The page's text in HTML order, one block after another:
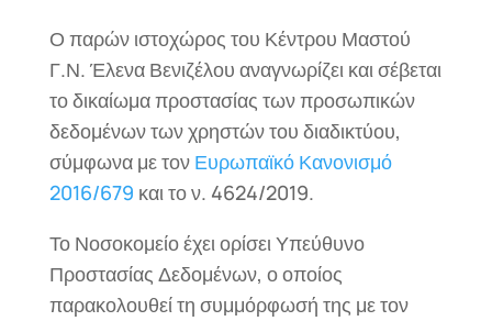
Ο παρών ιστοχώρος του Κέντρου Μαστού
Γ.Ν. Έλενα Βενιζέλου αναγνωρίζει και σέβεται
το δικαίωμα προστασίας των προσωπικών
δεδομένων των χρηστών του διαδικτύου,
σύμφωνα με τον Ευρωπαϊκό Κανονισμό
2016/679 και το ν. 4624/2019.
Το Νοσοκομείο έχει ορίσει Υπεύθυνο
Προστασίας Δεδομένων, ο οποίος
παρακολουθεί τη συμμόρφωσή της με τον